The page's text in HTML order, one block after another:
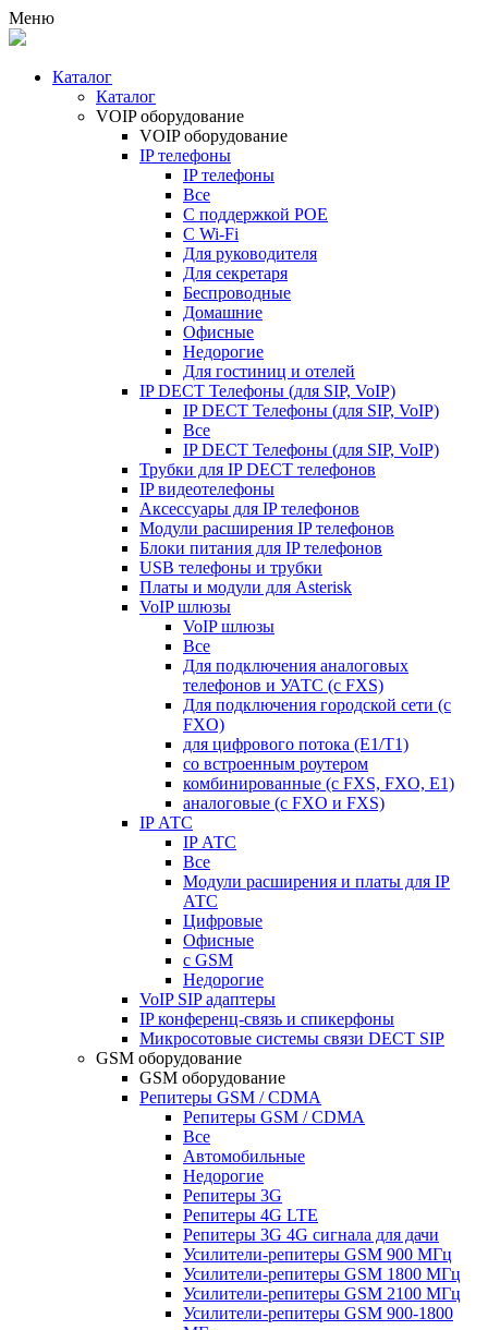
Меню
Каталог
Каталог
VOIP оборудование
VOIP оборудование
IP телефоны
IP телефоны
Все
С поддержкой POE
C Wi-Fi
Для руководителя
Для секретаря
Беспроводные
Домашние
Офисные
Недорогие
Для гостиниц и отелей
IP DECT Телефоны (для SIP, VoIP)
IP DECT Телефоны (для SIP, VoIP)
Все
IP DECT Телефоны (для SIP, VoIP)
Трубки для IP DECT телефонов
IP видеотелефоны
Аксессуары для IP телефонов
Модули расширения IP телефонов
Блоки питания для IP телефонов
USB телефоны и трубки
Платы и модули для Asterisk
VoIP шлюзы
VoIP шлюзы
Все
Для подключения аналоговых
телефонов и УАТС (с FXS)
Для подключения городской сети (с
FXO)
для цифрового потока (E1/T1)
со встроенным роутером
комбинированные (c FXS, FXO, E1)
аналоговые (с FXO и FXS)
IP АТС
IP АТС
Все
Модули расширения и платы для IP
АТС
Цифровые
Офисные
с GSM
Недорогие
VoIP SIP адаптеры
IP конференц-связь и спикерфоны
Микросотовые системы связи DECT SIP
GSM оборудование
GSM оборудование
Репитеры GSM / CDMA
Репитеры GSM / CDMA
Все
Автомобильные
Недорогие
Репитеры 3G
Репитеры 4G LTE
Репитеры 3G 4G сигнала для дачи
Усилители-репитеры GSM 900 МГц
Усилители-репитеры GSM 1800 МГц
Усилители-репитеры GSM 2100 МГц
Усилители-репитеры GSM 900-1800